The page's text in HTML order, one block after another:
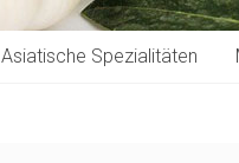
Asiatische Spezialitäten